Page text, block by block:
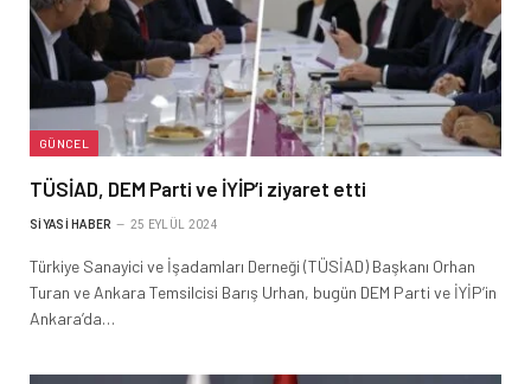
GÜNCEL
TÜSİAD, DEM Parti ve İYİP’i ziyaret etti
SIYASI HABER 25 EYLÜL 2024
Türkiye Sanayici ve İşadamları Derneği (TÜSİAD) Başkanı Orhan
Turan ve Ankara Temsilcisi Barış Urhan, bugün DEM Parti ve İYİP’in
Ankara’da…